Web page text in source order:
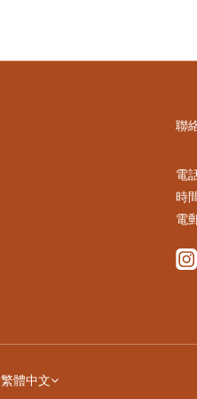
聯
電
時
電
繁體中文